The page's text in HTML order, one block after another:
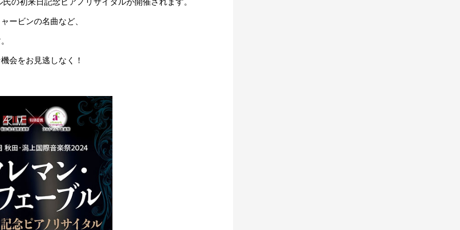
ービンの名曲など、
会をお見逃しなく！